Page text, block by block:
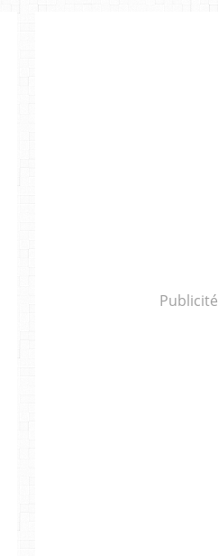
Publicité